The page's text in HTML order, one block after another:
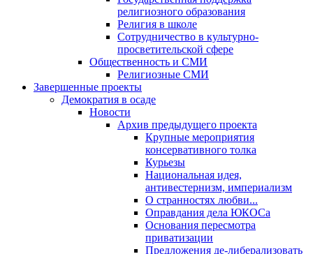
религиозного образования
Религия в школе
Сотрудничество в культурно-
просветительской сфере
Общественность и СМИ
Религиозные СМИ
Завершенные проекты
Демократия в осаде
Новости
Архив предыдущего проекта
Крупные мероприятия
консервативного толка
Курьезы
Национальная идея,
антивестернизм, империализм
О странностях любви...
Оправдания дела ЮКОСа
Основания пересмотра
приватизации
Предложения де-либерализовать